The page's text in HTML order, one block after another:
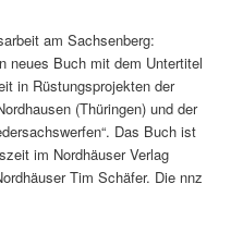
am Sachsenberg:
neues Buch mit dem Untertitel
in Rüstungsprojekten der
(Thüringen) und der
Das Buch ist
im Nordhäuser Verlag
Tim Schäfer. Die nnz